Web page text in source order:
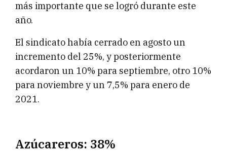
más importante que se logró durante este
año.
El sindicato había cerrado en agosto un
incremento del 25%, y posteriormente
acordaron un 10% para septiembre, otro 10%
para noviembre y un 7,5% para enero de
2021.
Azúcareros: 38%